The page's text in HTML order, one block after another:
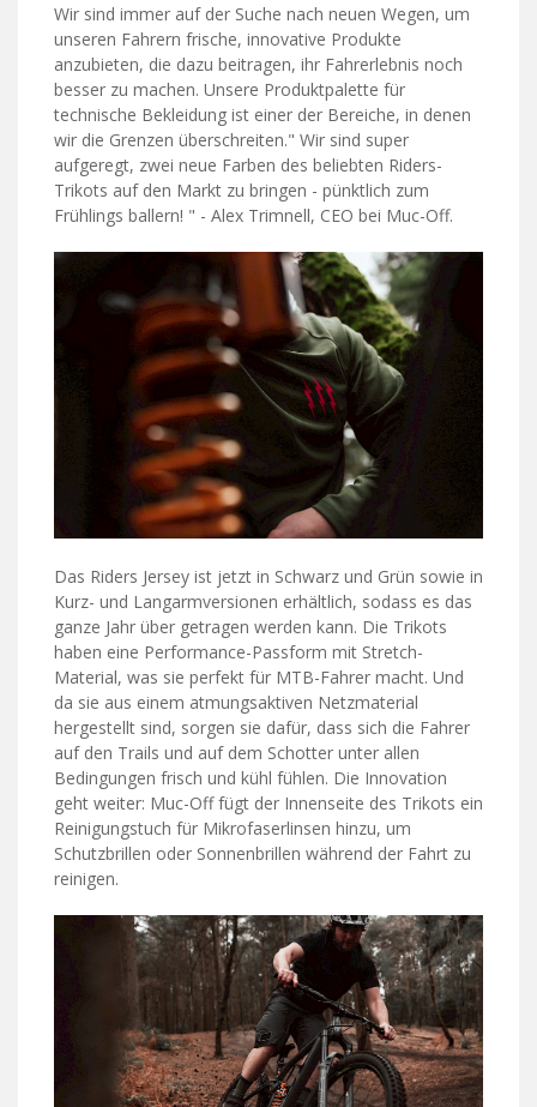
Wir sind immer auf der Suche nach neuen Wegen, um
unseren Fahrern frische, innovative Produkte
anzubieten, die dazu beitragen, ihr Fahrerlebnis noch
besser zu machen. Unsere Produktpalette für
technische Bekleidung ist einer der Bereiche, in denen
wir die Grenzen überschreiten." Wir sind super
aufgeregt, zwei neue Farben des beliebten Riders-
Trikots auf den Markt zu bringen - pünktlich zum
Frühlings ballern! " - Alex Trimnell, CEO bei Muc-Off.
Das Riders Jersey ist jetzt in Schwarz und Grün sowie in
Kurz- und Langarmversionen erhältlich, sodass es das
ganze Jahr über getragen werden kann. Die Trikots
haben eine Performance-Passform mit Stretch-
Material, was sie perfekt für MTB-Fahrer macht. Und
da sie aus einem atmungsaktiven Netzmaterial
hergestellt sind, sorgen sie dafür, dass sich die Fahrer
auf den Trails und auf dem Schotter unter allen
Bedingungen frisch und kühl fühlen. Die Innovation
geht weiter: Muc-Off fügt der Innenseite des Trikots ein
Reinigungstuch für Mikrofaserlinsen hinzu, um
Schutzbrillen oder Sonnenbrillen während der Fahrt zu
reinigen.